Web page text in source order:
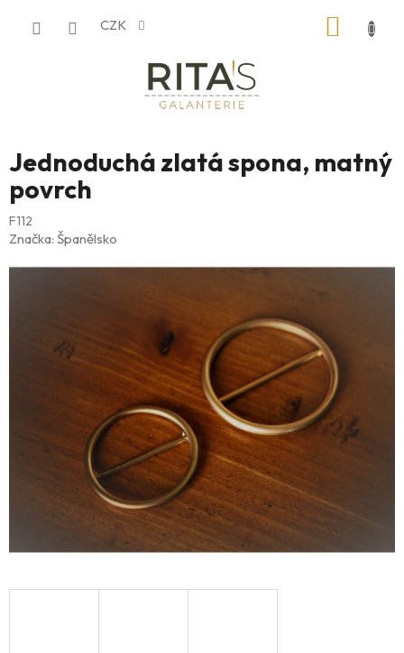
CZK
Jednoduchá zlatá spona, matný
povrch
F112
Značka: Španělsko